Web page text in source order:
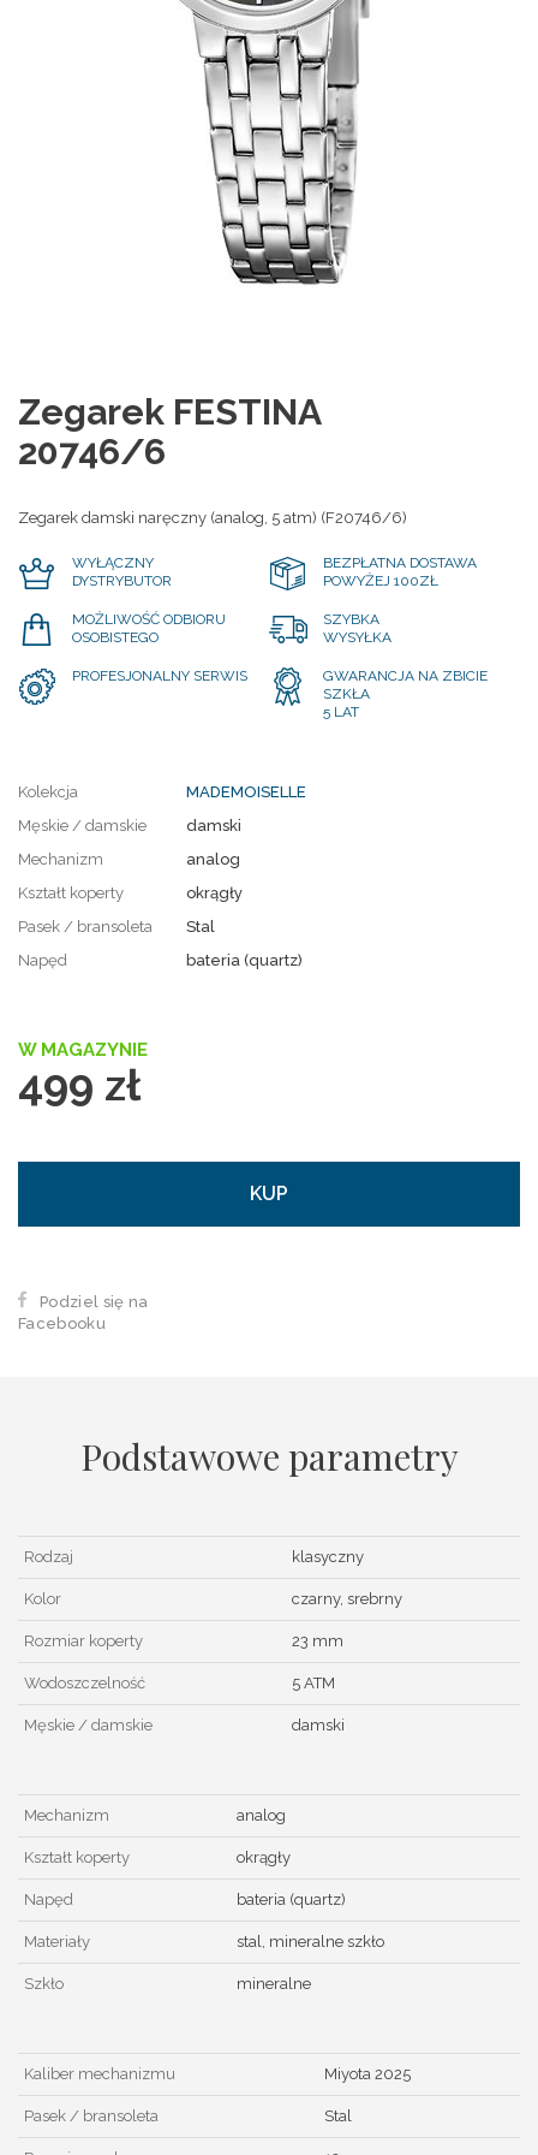
Zegarek FESTINA
20746/6
Zegarek damski naręczny (analog, 5 atm) (F20746/6)
WYŁĄCZNY
DYSTRYBUTOR
BEZPŁATNA DOSTAWA
POWYŻEJ 100ZŁ
MOŻLIWOŚĆ ODBIORU
OSOBISTEGO
SZYBKA
WYSYŁKA
PROFESJONALNY SERWIS
GWARANCJA NA ZBICIE
SZKŁA
5 LAT
Kolekcja
MADEMOISELLE
Męskie / damskie
damski
Mechanizm
analog
Kształt koperty
okrągły
Pasek / bransoleta
Stal
Napęd
bateria (quartz)
W MAGAZYNIE
499 zł
KUP
Podziel się na
Facebooku
Podstawowe parametry
Rodzaj klasyczny
Kolor czarny, srebrny
Rozmiar koperty 23 mm
Wodoszczelność 5 ATM
Męskie / damskie damski
Mechanizm analog
Kształt koperty okrągły
Napęd bateria (quartz)
Materiały stal, mineralne szkło
Szkło mineralne
Kaliber mechanizmu Miyota 2025
Pasek / bransoleta Stal